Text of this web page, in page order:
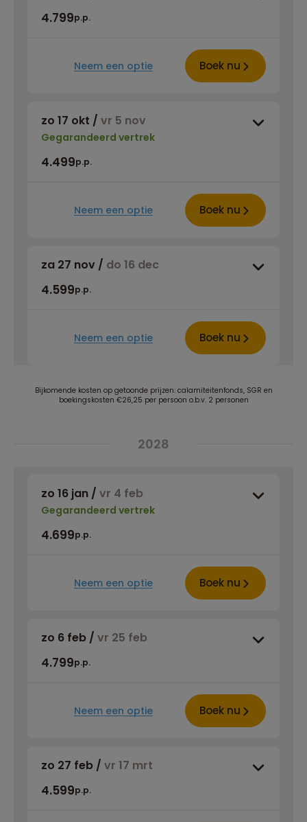
4.799p.p.
Neem een optie Boek nu
zo 17 okt / vr 5 nov
Gegarandeerd vertrek
4.499p.p.
Neem een optie Boek nu
za 27 nov / do 16 dec
4.599p.p.
Neem een optie Boek nu
Bijkomende kosten op getoonde prijzen: calamiteitenfonds, SGR en
boekingskosten €26,25 per persoon o.b.v. 2 personen
2028
zo 16 jan / vr 4 feb
Gegarandeerd vertrek
4.699p.p.
Neem een optie Boek nu
zo 6 feb / vr 25 feb
4.799p.p.
Neem een optie Boek nu
zo 27 feb / vr 17 mrt
4.599p.p.